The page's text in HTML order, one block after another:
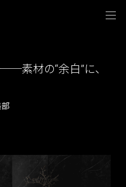
──素材の“余白”に、